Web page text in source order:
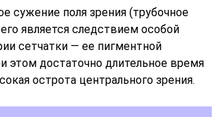
сужение поля зрения (трубочное
является следствием особой
сетчатки — ее пигментной
этом достаточно длительное время
острота центрального зрения.